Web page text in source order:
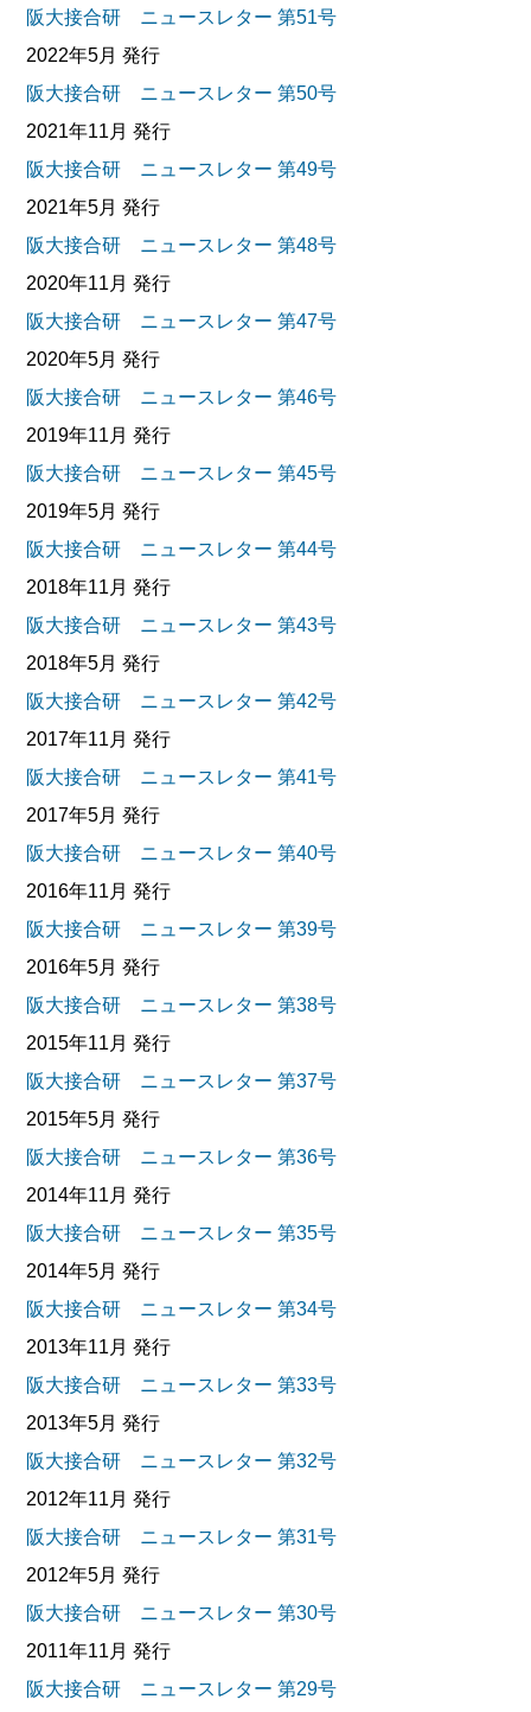
阪大接合研 ニュースレター 第51号
2022年5月 発行
阪大接合研 ニュースレター 第50号
2021年11月 発行
阪大接合研 ニュースレター 第49号
2021年5月 発行
阪大接合研 ニュースレター 第48号
2020年11月 発行
阪大接合研 ニュースレター 第47号
2020年5月 発行
阪大接合研 ニュースレター 第46号
2019年11月 発行
阪大接合研 ニュースレター 第45号
2019年5月 発行
阪大接合研 ニュースレター 第44号
2018年11月 発行
阪大接合研 ニュースレター 第43号
2018年5月 発行
阪大接合研 ニュースレター 第42号
2017年11月 発行
阪大接合研 ニュースレター 第41号
2017年5月 発行
阪大接合研 ニュースレター 第40号
2016年11月 発行
阪大接合研 ニュースレター 第39号
2016年5月 発行
阪大接合研 ニュースレター 第38号
2015年11月 発行
阪大接合研 ニュースレター 第37号
2015年5月 発行
阪大接合研 ニュースレター 第36号
2014年11月 発行
阪大接合研 ニュースレター 第35号
2014年5月 発行
阪大接合研 ニュースレター 第34号
2013年11月 発行
阪大接合研 ニュースレター 第33号
2013年5月 発行
阪大接合研 ニュースレター 第32号
2012年11月 発行
阪大接合研 ニュースレター 第31号
2012年5月 発行
阪大接合研 ニュースレター 第30号
2011年11月 発行
阪大接合研 ニュースレター 第29号